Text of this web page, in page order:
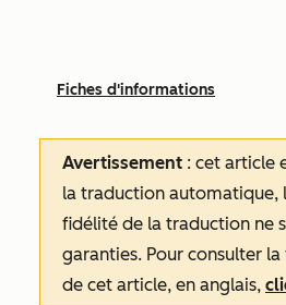
Fiches d'informations
Avertissement : cet article
la traduction automatique,
fidélité de la traduction ne
garanties. Pour consulter
de cet article, en anglais,